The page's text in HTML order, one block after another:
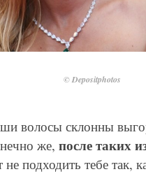
© Depositphotos
волосы склонны
же, после таких
подходить тебе так,